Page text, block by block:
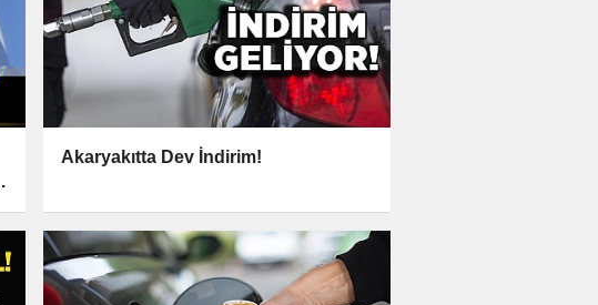
Akaryakıtta Dev İndirim!